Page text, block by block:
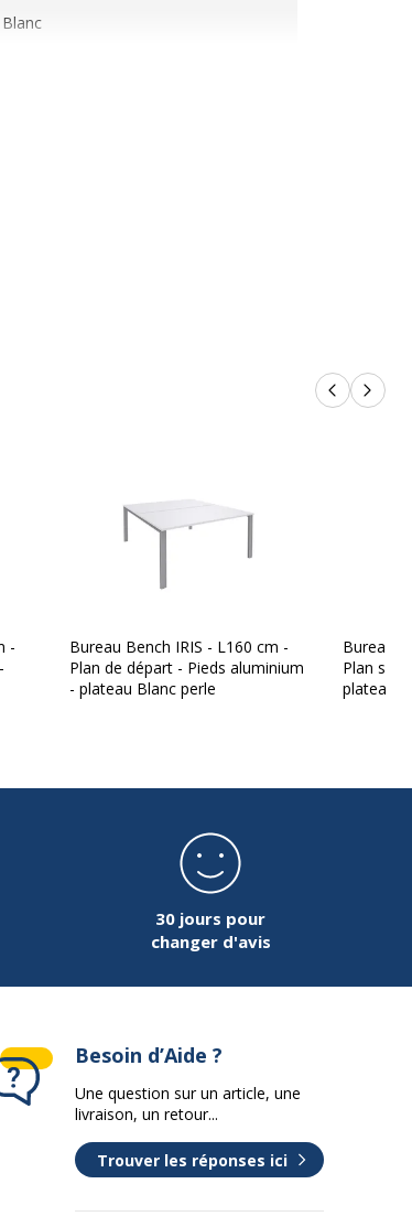
Blanc
Blanc perle
25 mm
Panneau de particules
163 cm
Produits
-
Bureau Bench IRIS - L160 cm -
Plan de départ - Pieds aluminium
- plateau Blanc perle
Bureau
Plan
plateau
30 jours pour
changer d'avis
Besoin d’Aide ?
Une question sur un article, une
livraison, un retour...
Trouver les réponses ici